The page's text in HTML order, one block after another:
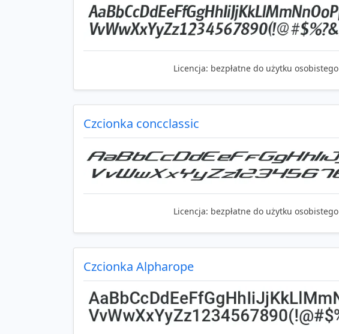
Licencja: bezpłatne do użytku osobistego
Czcionka concclassic
Licencja: bezpłatne do użytku osobistego
Czcionka Alpharope